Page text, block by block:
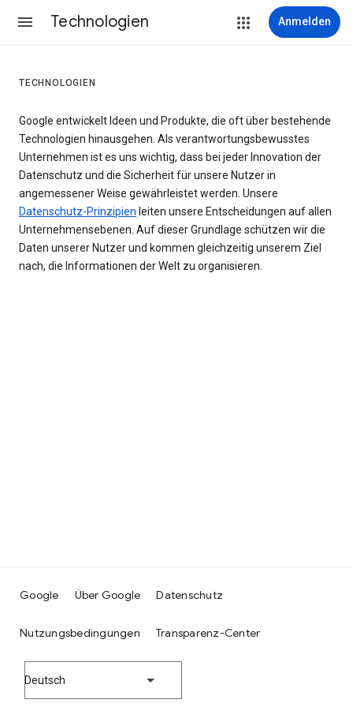
Technologien Anmelden
TECHNOLOGIEN
Google entwickelt Ideen und Produkte, die oft über bestehende
Technologien hinausgehen. Als verantwortungsbewusstes
Unternehmen ist es uns wichtig, dass bei jeder Innovation der
Datenschutz und die Sicherheit für unsere Nutzer in
angemessener Weise gewährleistet werden. Unsere
Datenschutz-Prinzipien leiten unsere Entscheidungen auf allen
Unternehmensebenen. Auf dieser Grundlage schützen wir die
Daten unserer Nutzer und kommen gleichzeitig unserem Ziel
nach, die Informationen der Welt zu organisieren.
Google Über Google Datenschutz
Nutzungsbedingungen Transparenz-Center
Deutsch